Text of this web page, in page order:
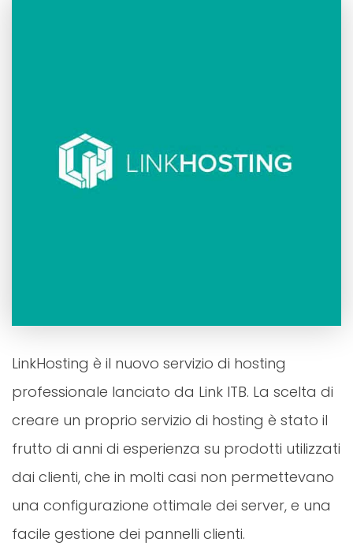
LinkHosting è il nuovo servizio di hosting
professionale lanciato da Link ITB. La scelta di
creare un proprio servizio di hosting è stato il
frutto di anni di esperienza su prodotti utilizzati
dai clienti, che in molti casi non permettevano
una configurazione ottimale dei server, e una
facile gestione dei pannelli clienti.